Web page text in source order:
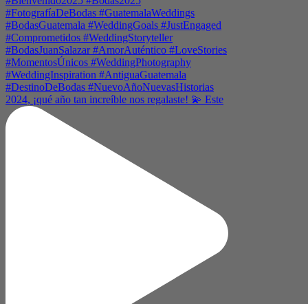
2024, ¡qué año tan increíble nos regalaste! 💫 Este